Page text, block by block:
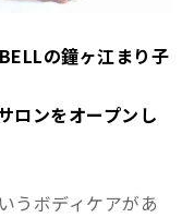
の鐘ヶ江まり子
ロンをオープンし
うボディケアがあ